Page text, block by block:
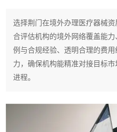
选择荆门在境外办理医疗器械
合评估机构的境外网络覆盖能
例与合规经验、透明合理的费
力，确保机构能精准对接目标
进程。